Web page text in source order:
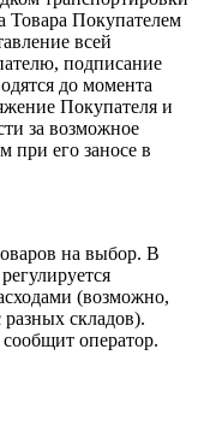
Товара Покупателем
всей
подписание
до момента
Покупателя и
за возможное
при его заносе в
на выбор. В
(возможно,
складов).
оператор.